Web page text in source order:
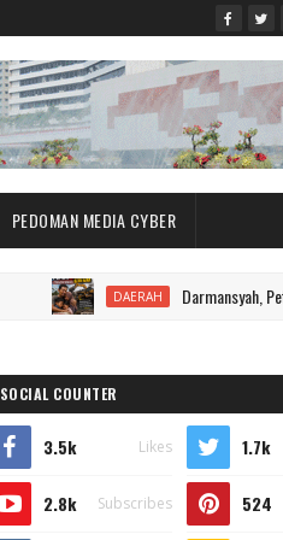
PEDOMAN MEDIA CYBER
DAERAH Darmansyah, Petani Kecil
SOCIAL COUNTER
3.5k Likes 1.7k
2.8k Subscribes 524